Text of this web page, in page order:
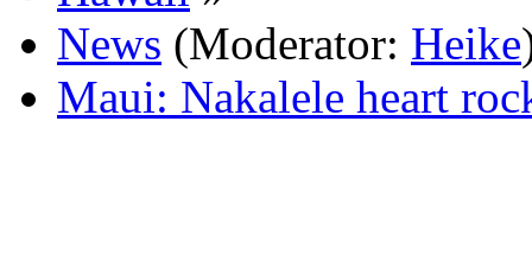
News (Moderator: Heike
Maui: Nakalele heart